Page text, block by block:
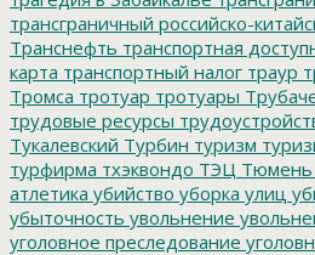
трансграничный российско-
Транснефть транспортная
карта транспортный налог траур
Тромса тротуар тротуары
трудовые ресурсы
Тукалевский Турбин туризм
турфирма тхэквондо ТЭЦ Тюмень
атлетика убийство уборка улиц
убыточность увольнение
уголовное преследование